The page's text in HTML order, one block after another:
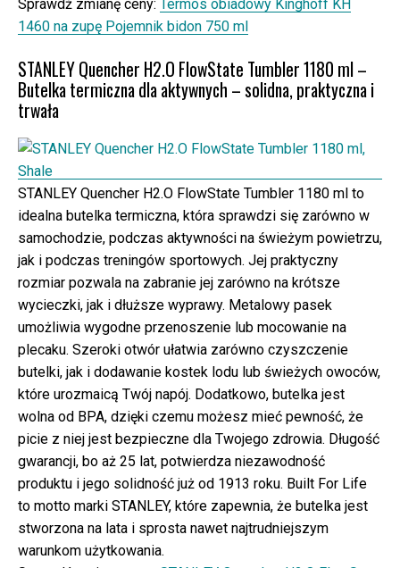
Sprawdź zmianę ceny:
Termos obiadowy Kinghoff KH
1460 na zupę Pojemnik bidon 750 ml
STANLEY Quencher H2.O FlowState Tumbler 1180 ml –
Butelka termiczna dla aktywnych – solidna, praktyczna i
trwała
STANLEY Quencher H2.O FlowState Tumbler 1180 ml to
idealna butelka termiczna, która sprawdzi się zarówno w
samochodzie, podczas aktywności na świeżym powietrzu,
jak i podczas treningów sportowych. Jej praktyczny
rozmiar pozwala na zabranie jej zarówno na krótsze
wycieczki, jak i dłuższe wyprawy. Metalowy pasek
umożliwia wygodne przenoszenie lub mocowanie na
plecaku. Szeroki otwór ułatwia zarówno czyszczenie
butelki, jak i dodawanie kostek lodu lub świeżych owoców,
które urozmaicą Twój napój. Dodatkowo, butelka jest
wolna od BPA, dzięki czemu możesz mieć pewność, że
picie z niej jest bezpieczne dla Twojego zdrowia. Długość
gwarancji, bo aż 25 lat, potwierdza niezawodność
produktu i jego solidność już od 1913 roku. Built For Life
to motto marki STANLEY, które zapewnia, że butelka jest
stworzona na lata i sprosta nawet najtrudniejszym
warunkom użytkowania.